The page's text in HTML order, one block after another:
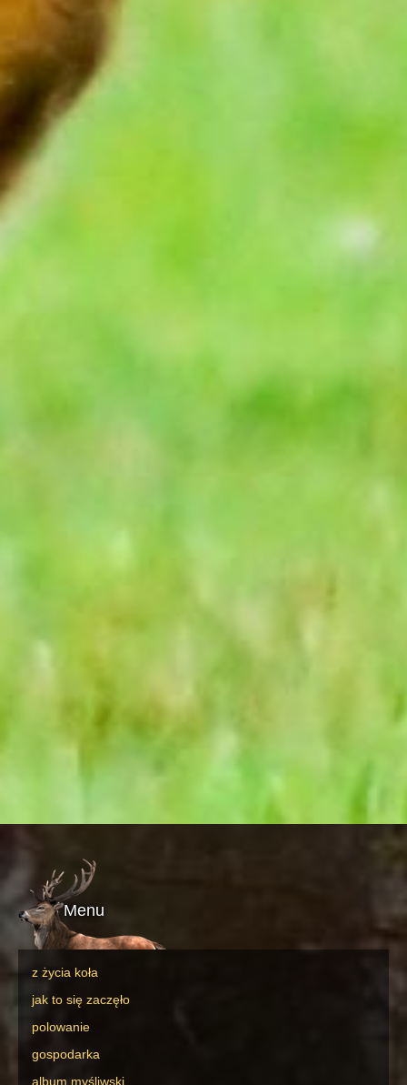
Menu
z życia koła
jak to się zaczęło
polowanie
gospodarka
album myśliwski